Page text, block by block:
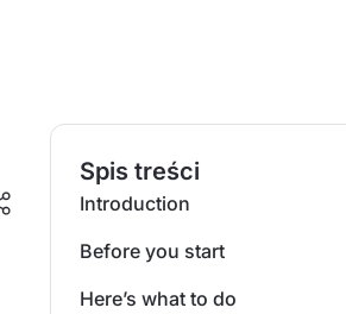
Spis treści
Introduction
Before you start
Here’s what to do